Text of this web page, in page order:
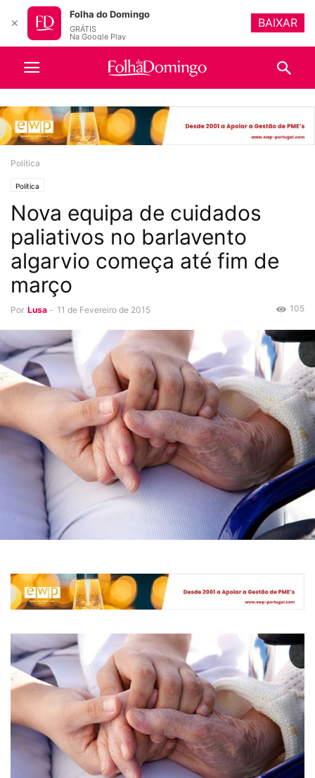
Política
Política
Nova equipa de cuidados
paliativos no barlavento
algarvio começa até fim de
março
Por Lusa - 11 de Fevereiro de 2015 105
✕
Folha do Domingo
GRÁTIS
Na Google Play
BAIXAR